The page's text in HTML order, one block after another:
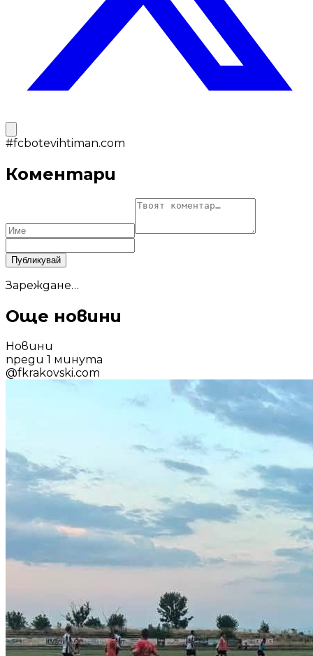
#fcbotevihtiman.com
Коментари
Публикувай
Зареждане…
Още новини
Новини
преди 1 минута
@fkrakovski.com